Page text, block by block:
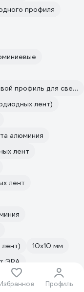
Избранное Профиль
профиля
Алюминиевые с рассеивателем (угловой профиль для светодиодных лент)
лент)
алюминия
лент
лент
10х10 мм
ЭРА